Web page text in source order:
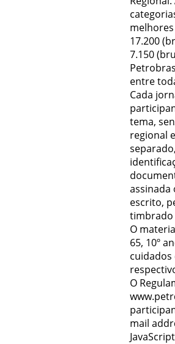
17.200
7.150
entre
Cada
tema,
regional
assinada
escrito,
timbrado
O
65, 10º
cuidados
O
mail